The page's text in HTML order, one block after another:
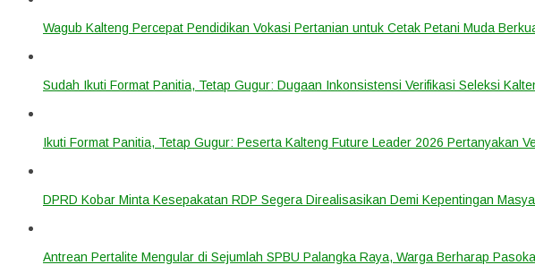
Wagub Kalteng Percepat Pendidikan Vokasi Pertanian untuk Cetak Petani Muda
Sudah Ikuti Format Panitia, Tetap Gugur: Dugaan Inkonsistensi Verifikasi Seleksi
Ikuti Format Panitia, Tetap Gugur: Peserta Kalteng Future Leader 2026 Pertanyakan
DPRD Kobar Minta Kesepakatan RDP Segera Direalisasikan Demi Kepentingan
Antrean Pertalite Mengular di Sejumlah SPBU Palangka Raya, Warga Berharap